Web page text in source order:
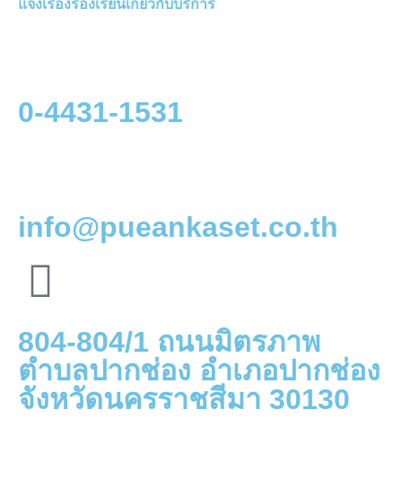
แจ้งเรื่องร้องเรียนเกี่ยวกับบริการ
0-4431-1531
info@pueankaset.co.th
804-804/1 ถนนมิตรภาพ
ตำบลปากช่อง อำเภอปากช่อง
จังหวัดนครราชสีมา 30130